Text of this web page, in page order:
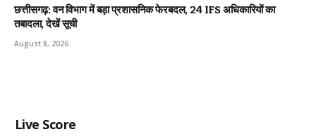
छत्तीसगढ़: वन विभाग में बड़ा प्रशासनिक फेरबदल, 24 IFS अधिकारियों का
तबादला, देखें सूची
August 8, 2026
Live Score